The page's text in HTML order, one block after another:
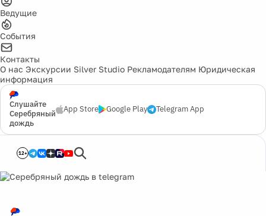
Ведущие
События
Контакты
О нас Экскурсии Silver Studio Рекламодателям Юридическая
информация
Слушайте
Серебряный
дождь
App Store Google Play Telegram App
12+